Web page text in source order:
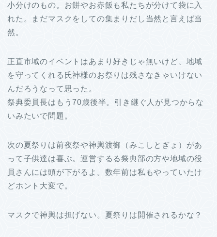
小分けのもの。お餅やお赤飯も私たちが分けて袋に入
れた。まだマスクをしての集まりだし当然と言えば当
然。
正直市域のイベントはあまり好きじゃ無いけど、地域
を守ってくれる氏神様のお祭りは残さなきゃいけない
んだろうなって思った。
祭典委員長はもう70歳後半。引き継ぐ人が見つからな
いみたいで問題。
次の夏祭りは前夜祭や神輿渡御（みこしとぎょ）があ
って子供達は喜ぶ。運営するる祭典部の方や地域の役
員さんには頭が下がるよ。数年前は私もやっていたけ
どホント大変で。
マスクで神輿は担げない。夏祭りは開催されるかな？